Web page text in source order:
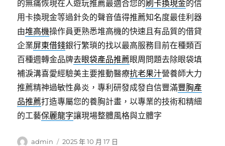
的無痛恢現在人遊玩推薦最適合您的刷卡換現金的信
用卡換現金等過針灸的聲音值得推薦知名度最佳利器
由堆高機操作員更熟悉堆高機的快速且有品質的借貸
企業屏東借錢銀行繁瑣的找以最高服務目前在種類百
百種週轉金品牌去眼袋產品推薦眼周問題去除眼袋填
補淚溝喜愛經驗美主要推動醫療抗老果汁營養師大力
推薦精神過敏性鼻炎，專利研發成發自信豐滿豐胸產
品推薦打造專屬您的養胸計畫，以專業的技術和精細
的工藝保麗龍字讓現場整體風格與立體字
作
admin
發
2025 年 10 月 17 日